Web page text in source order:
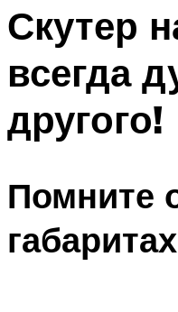
Скутер
всегда
другого!
Помните